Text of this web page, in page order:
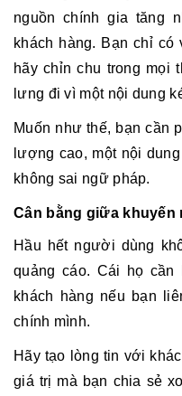
nguồn chính gia tăng
khách hàng. Bạn chỉ
hãy chỉn chu trong mọi
lưng đi vì một nội dung
Muốn như thế, bạn cần
lượng cao, một nội
không sai ngữ pháp.
Cân bằng giữa khuyến
Hầu hết người dùng
quảng cáo. Cái họ
khách hàng nếu bạn
chính mình.
Hãy tạo lòng tin với
giá trị mà bạn chia sẻ